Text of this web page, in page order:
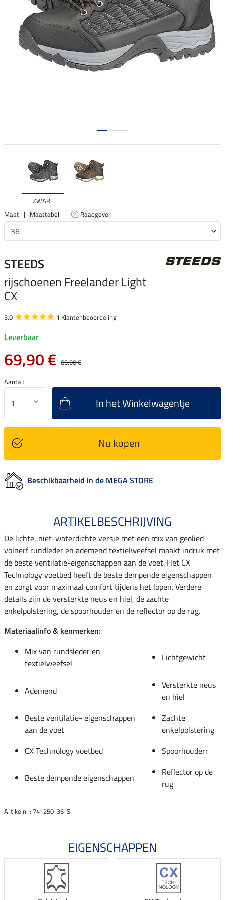
ZWART
Maat: | Maattabel | Raadgever
STEEDS
rijschoenen Freelander Light
CX
5.0 1 Klantenbeoordeling
Leverbaar
69,90 € 89,90 €
Aantal:
In het Winkelwagentje
Nu kopen
Beschikbaarheid in de MEGA STORE
ARTIKELBESCHRIJVING
De lichte, niet-waterdichte versie met een mix van geolied
volnerf rundleder en ademend textielweefsel maakt indruk met
de beste ventilatie-eigenschappen aan de voet. Het CX
Technology voetbed heeft de beste dempende eigenschappen
en zorgt voor maximaal comfort tijdens het lopen. Verdere
details zijn de versterkte neus en hiel, de zachte
enkelpolstering, de spoorhouder en de reflector op de rug.
Materiaalinfo & kenmerken:
Mix van rundsleder en
textielweefsel
Lichtgewicht
Ademend
Versterkte neus
en hiel
Beste ventilatie- eigenschappen
aan de voet
Zachte
enkelpolstering
CX Technology voetbed
Spoorhouderr
Beste dempende eigenschappen
Reflector op de
rug
Artikelnr.: 741250-36-S
EIGENSCHAPPEN